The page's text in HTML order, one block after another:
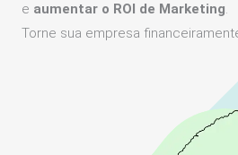
e aumentar o ROI de Marketing.
Torne sua empresa